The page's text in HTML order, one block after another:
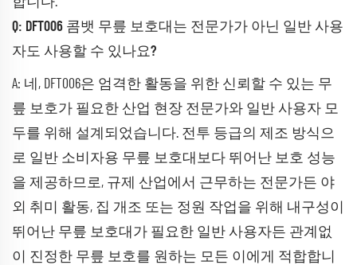
Q: DFT006 콤뱃 무릎 보호대는 전문가가 아닌 일반 사용
자도 사용할 수 있나요?
A: 네, DFT006은 엄격한 활동을 위한 신뢰할 수 있는 무
릎 보호가 필요한 산업 현장 전문가와 일반 사용자 모
두를 위해 설계되었습니다. 전투 등급의 제조 방식으
로 일반 소비자용 무릎 보호대보다 뛰어난 보호 성능
을 제공하므로, 규제 산업에서 근무하는 전문가든 야
외 취미 활동, 집 개조 또는 정원 작업을 위해 내구성이
뛰어난 무릎 보호대가 필요한 일반 사용자든 관계없
이 진정한 무릎 보호를 원하는 모든 이에게 적합합니